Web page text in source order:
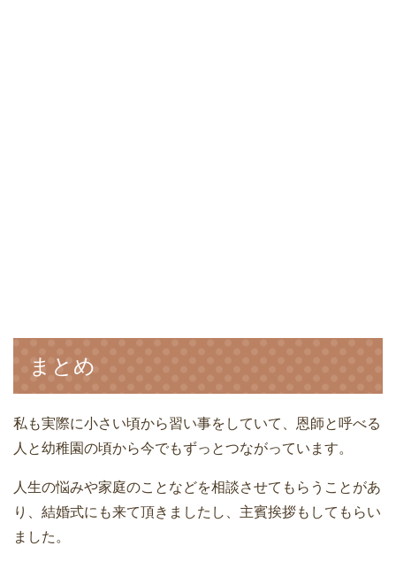
まとめ
私も実際に小さい頃から習い事をしていて、恩師と呼べる
人と幼稚園の頃から今でもずっとつながっています。
人生の悩みや家庭のことなどを相談させてもらうことがあ
り、結婚式にも来て頂きましたし、主賓挨拶もしてもらい
ました。